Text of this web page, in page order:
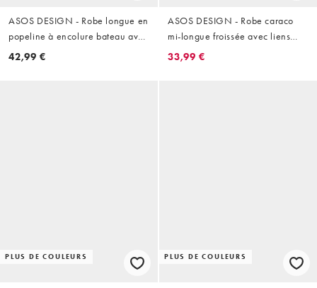
ASOS DESIGN - Robe longue en
popeline à encolure bateau avec
taille basse - Rouge
42,99 €
ASOS DESIGN - Robe caraco
mi-longue froissée avec liens
noués au dos et taille
33,99 €
PLUS DE COULEURS PLUS DE COULEURS